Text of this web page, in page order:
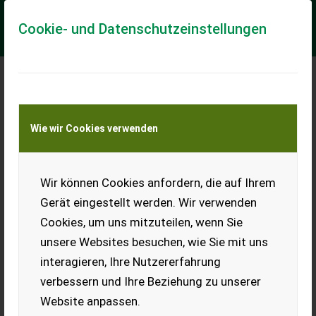
Cookie- und Datenschutzeinstellungen
Wie wir Cookies verwenden
Wir können Cookies anfordern, die auf Ihrem
Gerät eingestellt werden. Wir verwenden
Cookies, um uns mitzuteilen, wenn Sie
unsere Websites besuchen, wie Sie mit uns
interagieren, Ihre Nutzererfahrung
verbessern und Ihre Beziehung zu unserer
Website anpassen.
Meine Transportkostenanfrage
Transport von Land- und Baumaschinen –
KEINE Tiertransporte
Verkaufe Audi A3 2.0
TDI
Verkaufe Audi A3, 2.0 TDI, EZ
6.2011, 255.500 km,
Nebelscheinwerfer,
Parksensoren vorne und
hinten, Tempomat, Klima,
Xenon.